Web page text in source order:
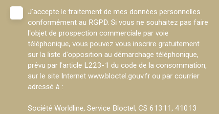
J'accepte le traitement de mes données personnelles
conformément au RGPD. Si vous ne souhaitez pas faire
l'objet de prospection commerciale par voie
téléphonique, vous pouvez vous inscrire gratuitement
sur la liste d'opposition au démarchage téléphonique,
prévu par l'article L223-1 du code de la consommation,
sur le site Internet www.bloctel.gouv.fr ou par courrier
adressé à :
Société Worldline, Service Bloctel, CS 61311, 41013